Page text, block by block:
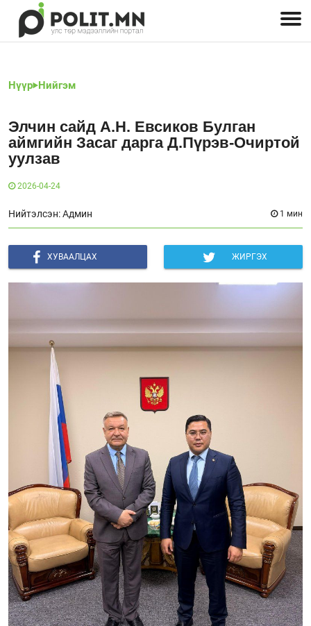
Нүүр Нийгэм
Элчин сайд А.Н. Евсиков Булган
аймгийн Засаг дарга Д.Пүрэв-Очиртой
уулзав
2026-04-24
Нийтэлсэн: Админ 1 мин
ХУВААЛЦАХ ЖИРГЭХ